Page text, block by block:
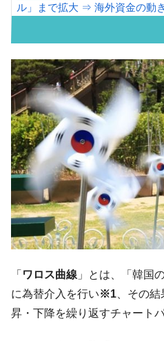
ル」まで拡大 ⇒ 海外資金の動
い「50.5％」に上昇
『Money1』
韓国大統領府ボ
た ⇒ 国家が行った恐るべき株
断
『Money1』
韓国･警察職員
動」
『Money1』
中国だけが鉄鋼
国の過剰生産が世界を蝕む。
『Money1』
韓国製造業「半
種は全般的「不調」⇒ PSIが示
『Money1』
【米韓激突案件
ン』1人当たり賠償10万ウォン
『Money1』 韓国で猛暑。南
『Money1』
韓国型イージス
「KDDX」1番艦、2032年竣工
「 ワロス曲線 」とは、「韓国
に為替介入を行い※1 、その
昇・下降を繰り返すチャート